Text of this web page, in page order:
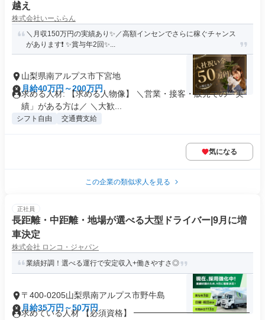
越え
株式会社いーふらん
＼月収150万円の実績あり✨／高額インセンでさらに稼ぐチャンス
があります❗ ✨賞与年2回✨...
山梨県南アルプス市下宮地
月給40万円～200万円
求める人材: 【求める人物像】 ＼営業・接客・販売での「実
績」がある方は／ ＼大歓...
シフト自由 交通費支給
気になる
この企業の類似求人を見る
正社員
長距離・中距離・地場が選べる大型ドライバー|9月に増
車決定
株式会社 ロンコ・ジャパン
業績好調！選べる運行で安定収入+働きやすさ◎
〒400-0205山梨県南アルプス市野牛島
月給35万円～50万円
求めている人材 【必須資格】 ━━━━━━━━━━━━━━